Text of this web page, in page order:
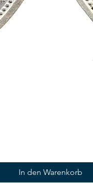
In den Warenkorb